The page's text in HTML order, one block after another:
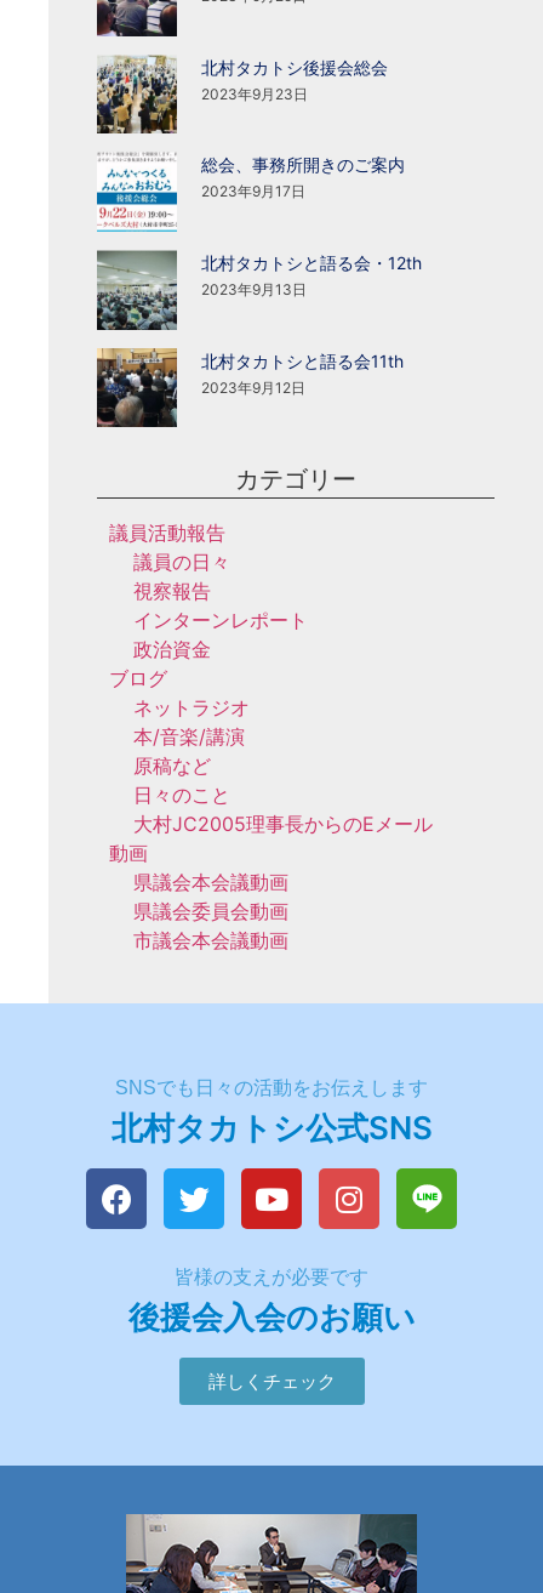
北村タカトシ後援会総会
2023年9月23日
総会、事務所開きのご案内
2023年9月17日
北村タカトシと語る会・12th
2023年9月13日
北村タカトシと語る会11th
2023年9月12日
カテゴリー
議員活動報告
議員の日々
視察報告
インターンレポート
政治資金
ブログ
ネットラジオ
本/音楽/講演
原稿など
日々のこと
大村JC2005理事長からのEメール
動画
県議会本会議動画
県議会委員会動画
市議会本会議動画
北村タカトシ公式SNS
SNSでも日々の活動をお伝えします
後援会入会のお願い
皆様の支えが必要です
詳しくチェック